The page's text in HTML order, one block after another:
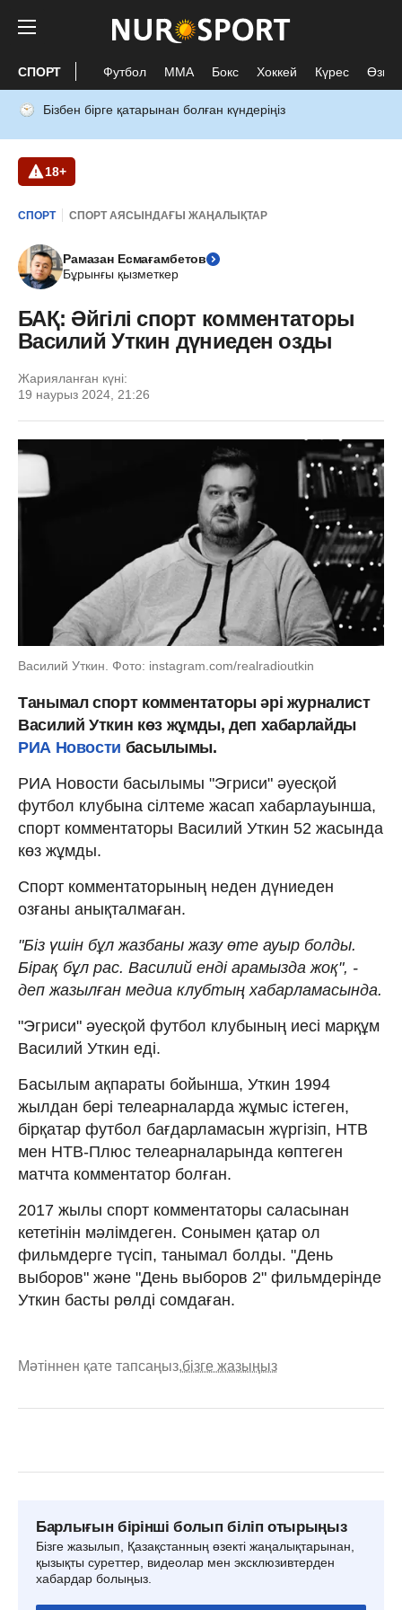
СПОРТ Футбол ММА Бокс Хоккей Күрес Өзге
Бізбен бірге қатарынан болған күндеріңіз
18+
СПОРТ СПОРТ АЯСЫНДАҒЫ ЖАҢАЛЫҚТАР
Рамазан Есмағамбетов
Бұрынғы қызметкер
БАҚ: Әйгілі спорт комментаторы
Василий Уткин дүниеден озды
Жарияланған күні:
19 наурыз 2024, 21:26
Василий Уткин. Фото: instagram.com/realradioutkin
Танымал спорт комментаторы әрі журналист
Василий Уткин көз жұмды, деп хабарлайды
РИА Новости басылымы.
РИА Новости басылымы "Эгриси" әуесқой
футбол клубына сілтеме жасап хабарлауынша,
спорт комментаторы Василий Уткин 52 жасында
көз жұмды.
Спорт комментаторының неден дүниеден
озғаны анықталмаған.
"Біз үшін бұл жазбаны жазу өте ауыр болды.
Бірақ бұл рас. Василий енді арамызда жоқ", -
деп жазылған медиа клубтың хабарламасында.
"Эгриси" әуесқой футбол клубының иесі марқұм
Василий Уткин еді.
Басылым ақпараты бойынша, Уткин 1994
жылдан бері телеарналарда жұмыс істеген,
бірқатар футбол бағдарламасын жүргізіп, НТВ
мен НТВ-Плюс телеарналарында көптеген
матчта комментатор болған.
2017 жылы спорт комментаторы саласынан
кететінін мәлімдеген. Сонымен қатар ол
фильмдерге түсіп, танымал болды. "День
выборов" және "День выборов 2" фильмдерінде
Уткин басты рөлді сомдаған.
Мәтіннен қате тапсаңыз,бізге жазыңыз
Барлығын бірінші болып біліп отырыңыз
Бізге жазылып, Қазақстанның өзекті жаңалықтарынан,
қызықты суреттер, видеолар мен эксклюзивтерден
хабардар болыңыз.